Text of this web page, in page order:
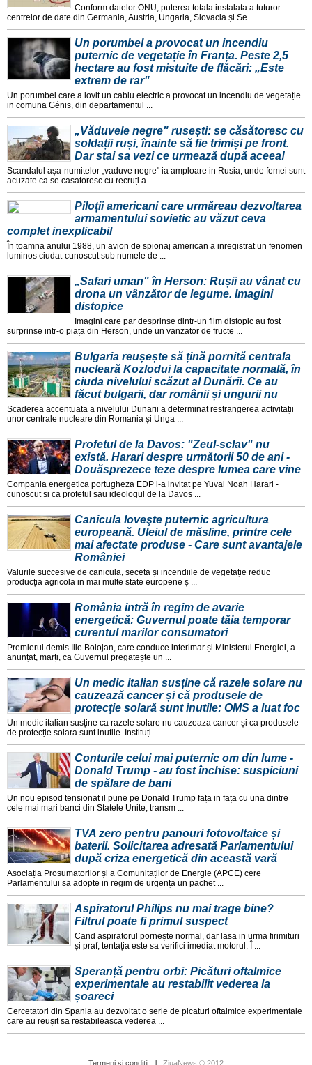
Conform datelor ONU, puterea totala instalata a tuturor
centrelor de date din Germania, Austria, Ungaria, Slovacia și Se ...
Un porumbel a provocat un incendiu
puternic de vegetație în Franța. Peste 2,5
hectare au fost mistuite de flăcări: „Este
extrem de rar"
Un porumbel care a lovit un cablu electric a provocat un incendiu de vegetație
in comuna Génis, din departamentul ...
„Văduvele negre" rusești: se căsătoresc cu
soldații ruși, înainte să fie trimiși pe front.
Dar stai sa vezi ce urmează după aceea!
Scandalul așa-numitelor „vaduve negre" ia amploare in Rusia, unde femei sunt
acuzate ca se casatoresc cu recruți a ...
Piloții americani care urmăreau dezvoltarea
armamentului sovietic au văzut ceva
complet inexplicabil
În toamna anului 1988, un avion de spionaj american a inregistrat un fenomen
luminos ciudat-cunoscut sub numele de ...
„Safari uman" în Herson: Rușii au vânat cu
drona un vânzător de legume. Imagini
distopice
Imagini care par desprinse dintr-un film distopic au fost
surprinse intr-o piața din Herson, unde un vanzator de fructe ...
Bulgaria reușește să țină pornită centrala
nucleară Kozlodui la capacitate normală, în
ciuda nivelului scăzut al Dunării. Ce au
făcut bulgarii, dar românii și ungurii nu
Scaderea accentuata a nivelului Dunarii a determinat restrangerea activitații
unor centrale nucleare din Romania și Unga ...
Profetul de la Davos: "Zeul-sclav" nu
există. Harari despre următorii 50 de ani -
Douăsprezece teze despre lumea care vine
Compania energetica portugheza EDP l-a invitat pe Yuval Noah Harari -
cunoscut si ca profetul sau ideologul de la Davos ...
Canicula loveşte puternic agricultura
europeană. Uleiul de măsline, printre cele
mai afectate produse - Care sunt avantajele
României
Valurile succesive de canicula, seceta și incendiile de vegetație reduc
producția agricola in mai multe state europene ș ...
România intră în regim de avarie
energetică: Guvernul poate tăia temporar
curentul marilor consumatori
Premierul demis Ilie Bolojan, care conduce interimar și Ministerul Energiei, a
anunțat, marți, ca Guvernul pregatește un ...
Un medic italian susține că razele solare nu
cauzează cancer și că produsele de
protecție solară sunt inutile: OMS a luat foc
Un medic italian susține ca razele solare nu cauzeaza cancer și ca produsele
de protecție solara sunt inutile. Instituți ...
Conturile celui mai puternic om din lume -
Donald Trump - au fost închise: suspiciuni
de spălare de bani
Un nou episod tensionat il pune pe Donald Trump fața in fața cu una dintre
cele mai mari banci din Statele Unite, transm ...
TVA zero pentru panouri fotovoltaice și
baterii. Solicitarea adresată Parlamentului
după criza energetică din această vară
Asociația Prosumatorilor și a Comunitaților de Energie (APCE) cere
Parlamentului sa adopte in regim de urgența un pachet ...
Aspiratorul Philips nu mai trage bine?
Filtrul poate fi primul suspect
Cand aspiratorul pornește normal, dar lasa in urma firimituri
și praf, tentația este sa verifici imediat motorul. Î ...
Speranță pentru orbi: Picături oftalmice
experimentale au restabilit vederea la
șoareci
Cercetatori din Spania au dezvoltat o serie de picaturi oftalmice experimentale
care au reușit sa restabileasca vederea ...
Termeni si conditii ZiuaNews © 2012